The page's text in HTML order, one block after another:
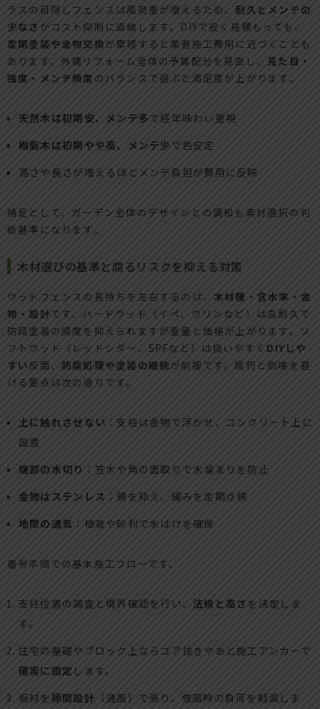
ラスの目隠しフェンスは風荷重が増えるため、 耐久とメンテの
少なさ がコスト抑制に直結します。DIYで安く見積もっても、
定期塗装や金物交換が累積すると業者施工費用に近づくことも
あります。外構リフォーム全体の予算配分を見直し、
見た目・
強度・メンテ頻度 のバランスで選ぶと満足度が上がります。
天然木は初期安、メンテ多で経年味わい重視
樹脂木は初期やや高、メンテ少 で色安定
高さや長さが増えるほどメンテ負担が費用に反映
補足として、ガーデン全体のデザインとの調和も素材選択の判
断基準になります。
木材選びの基準と腐るリスクを抑える対策
ウッドフェンスの長持ちを左右するのは、 木材種・含水率・金
物・設計です。ハードウッド（イペ、ウリンなど）は高耐久で
防腐塗装の頻度を抑えられますが重量と価格が上がります。ソ
フトウッド（レッドシダー、SPFなど）は扱いやすく DIYしや
すい 反面、 防腐処理や塗装の継続 が前提です。腐朽と倒壊を避
ける要点は次の通りです。
土に触れさせない ：支柱は金物で浮かせ、コンクリート上に
設置
端部の水切り ：笠木や角の面取りで水溜まりを防止
金物はステンレス ：錆を抑え、緩みを定期点検
地際の通気 ：植栽や砂利で水はけを確保
番号手順での基本施工フローです。
支柱位置の調査と境界確認を行い、 法規と高さ を決定しま
す。
住宅の基礎やブロック上ならコア抜きやあと施工アンカーで
確実に固定 します。
板材を 隙間設計 （通風）で張り、強風時の負荷を軽減しま